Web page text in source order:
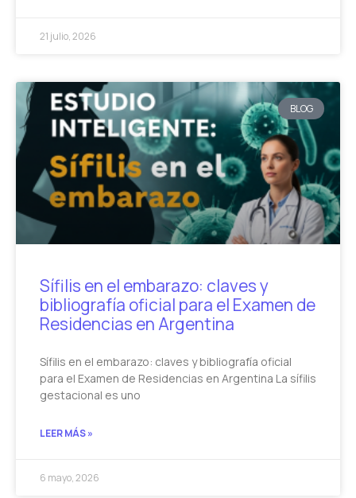
21 julio, 2026
BLOG
Sífilis en el embarazo: claves y
bibliografía oficial para el Examen de
Residencias en Argentina
Sífilis en el embarazo: claves y bibliografía oficial
para el Examen de Residencias en Argentina La sífilis
gestacional es uno
LEER MÁS »
6 mayo, 2026